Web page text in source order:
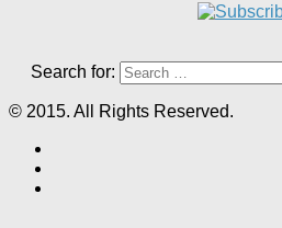
Search for:
© 2015. All Rights Reserved.